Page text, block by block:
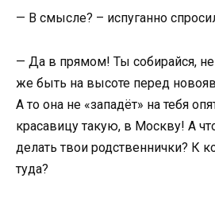
— В смысле? – испуганно
— Да в прямом! Ты собирайся, не
же быть на высоте перед
А то она не «западёт» на тебя
красавицу такую, в Москву! А
делать твои родственнички? К
туда?